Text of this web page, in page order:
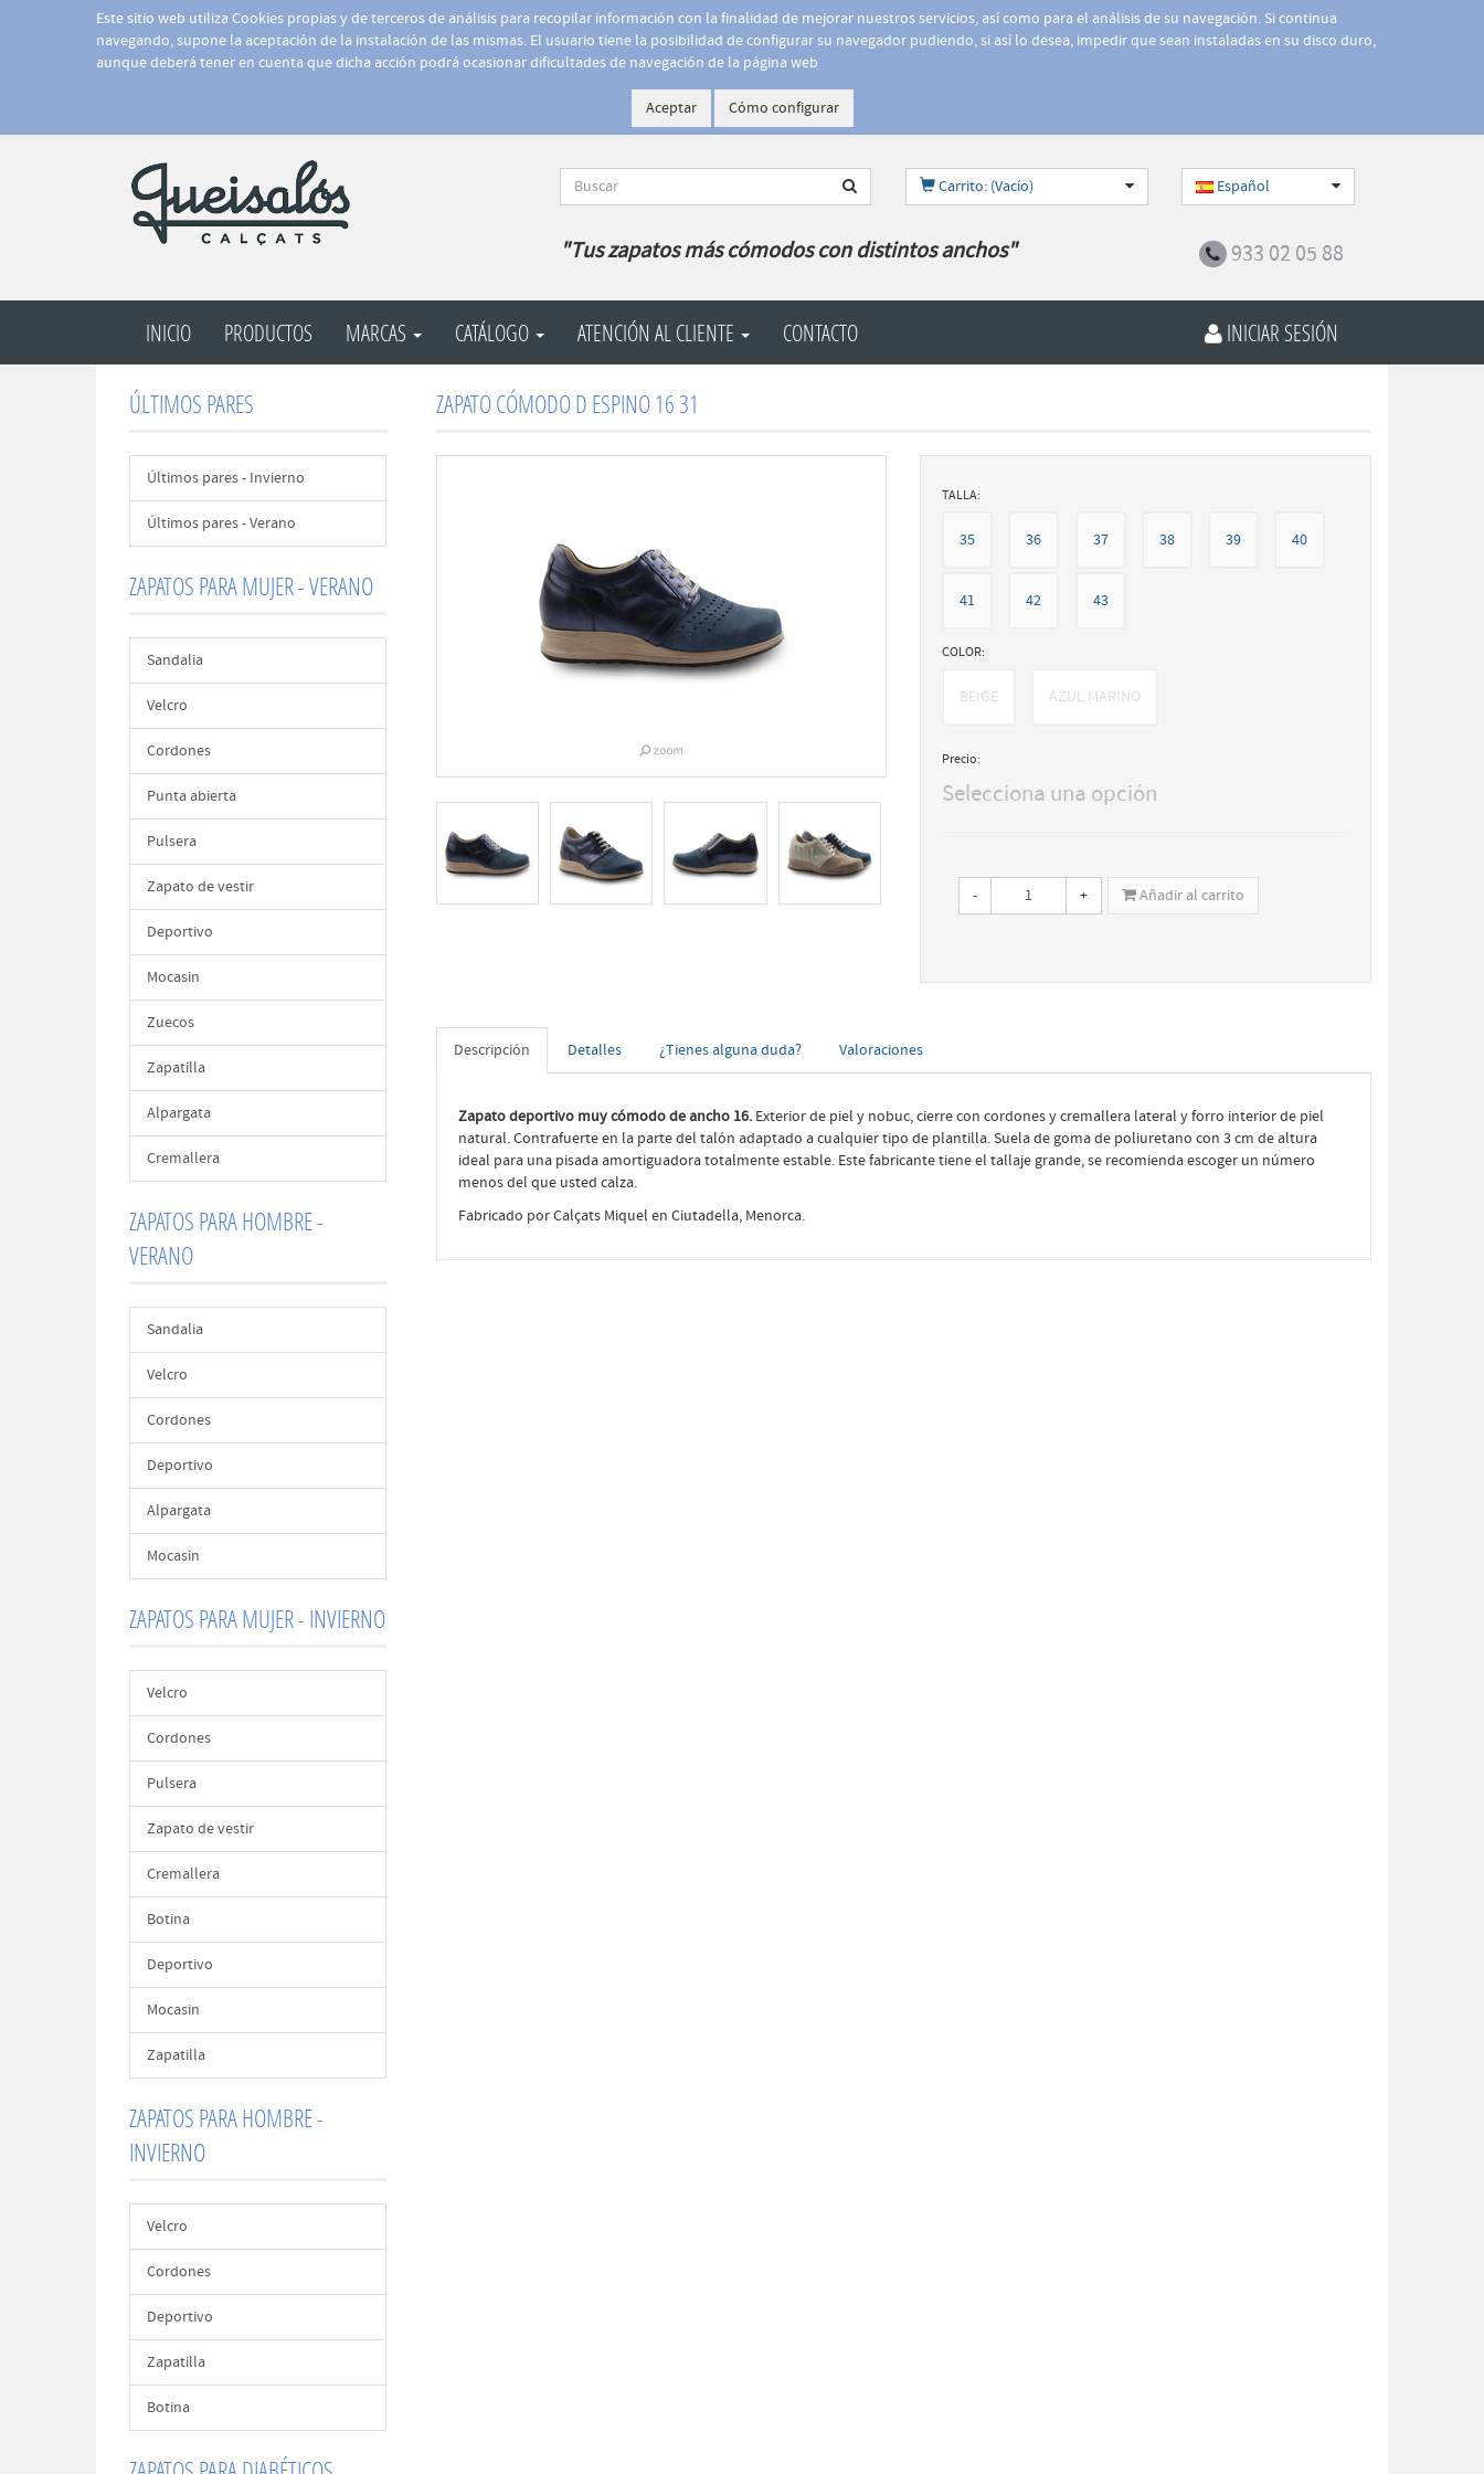
Este sitio web utiliza Cookies propias y de terceros de análisis para recopilar información con la finalidad de mejorar nuestros servicios, así como para el análisis de su navegación. Si continua
navegando, supone la aceptación de la instalación de las mismas. El usuario tiene la posibilidad de configurar su navegador pudiendo, si así lo desea, impedir que sean instaladas en su disco duro,
aunque deberá tener en cuenta que dicha acción podrá ocasionar dificultades de navegación de la página web
Aceptar Cómo configurar
Carrito: (Vacío) Español
"Tus zapatos más cómodos con distintos anchos" 933 02 05 88
INICIO PRODUCTOS MARCAS CATÁLOGO ATENCIÓN AL CLIENTE CONTACTO INICIAR SESIÓN
ÚLTIMOS PARES
Últimos pares - Invierno
Últimos pares - Verano
ZAPATOS PARA MUJER - VERANO
Sandalia
Velcro
Cordones
Punta abierta
Pulsera
Zapato de vestir
Deportivo
Mocasin
Zuecos
Zapatilla
Alpargata
Cremallera
ZAPATOS PARA HOMBRE -
VERANO
Sandalia
Velcro
Cordones
Deportivo
Alpargata
Mocasin
ZAPATOS PARA MUJER - INVIERNO
Velcro
Cordones
Pulsera
Zapato de vestir
Cremallera
Botina
Deportivo
Mocasin
Zapatilla
ZAPATOS PARA HOMBRE -
INVIERNO
Velcro
Cordones
Deportivo
Zapatilla
Botina
ZAPATO CÓMODO D ESPINO 16 31
TALLA:
35 36 37 38 39 40
41 42 43
COLOR:
BEIGE AZUL MARINO
Precio:
Selecciona una opción
- + Añadir al carrito
Descripción Detalles ¿Tienes alguna duda? Valoraciones
Zapato deportivo muy cómodo de ancho 16. Exterior de piel y nobuc, cierre con cordones y cremallera lateral y forro interior de piel
natural. Contrafuerte en la parte del talón adaptado a cualquier tipo de plantilla. Suela de goma de poliuretano con 3 cm de altura
ideal para una pisada amortiguadora totalmente estable. Este fabricante tiene el tallaje grande, se recomienda escoger un número
menos del que usted calza.
Fabricado por Calçats Miquel en Ciutadella, Menorca.